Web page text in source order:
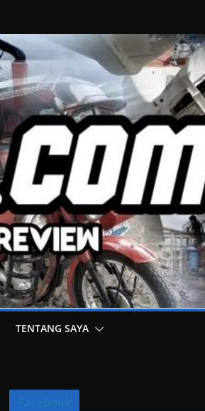
TENTANG SAYA
Facebook